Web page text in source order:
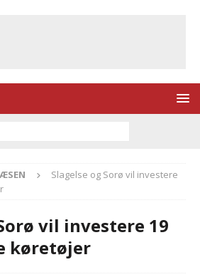
Slagelse og Sorø vil investere
vil investere 19
køretøjer